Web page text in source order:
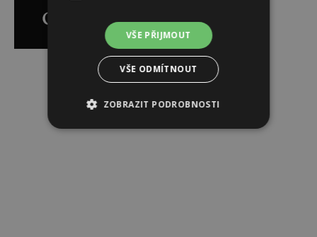
Reklama
VŠE PŘIJMOUT
VŠE ODMÍTNOUT
ZOBRAZIT PODROBNOSTI